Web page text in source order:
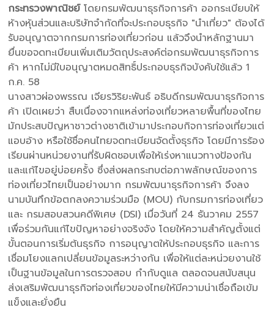
กระทรวงพาณิชย์โดยกรมพัฒนาธุรกิจการค้า ออกระเบียบให้
ห้างหุ้นส่วนและบริษัทจำกัดที่จะประกอบธุรกิจ "นำเที่ยว" ต้องได้
รับอนุญาตจากกรมการท่องเที่ยวก่อน แล้วจึงนำหลักฐานมา
ยื่นขอจดทะเบียนเพิ่มเติมวัตถุประสงค์ต่อกรมพัฒนาธุรกิจการ
ค้า หากไม่มีใบอนุญาตหมดสิทธิ์ประกอบธุรกิจบังคับใช้แล้ว 1
ก.ค. 58
นางสาวผ่องพรรณ เจียรวิริยะพันธ์ อธิบดีกรมพัฒนาธุรกิจการ
ค้า เปิดเผยว่า สืบเนื่องจากแหล่งท่องเที่ยวหลายพื้นที่ของไทย
มักประสบปัญหาชาวต่างชาติเข้ามาประกอบกิจการท่องเที่ยวแต่
แอบอ้าง หรือใช้ชื่อคนไทยจดทะเบียนจัดตั้งธุรกิจ โดยมีการร้อง
เรียนผ่านหน่วยงานที่รับผิดชอบเพื่อให้เร่งหาแนวทางป้องกัน
และแก้ไขอยู่บ่อยครั้ง ซึ่งส่งผลกระทบต่อภาพลักษณ์ของการ
ท่องเที่ยวไทยเป็นอย่างมาก กรมพัฒนาธุรกิจการค้า จึงลง
นามบันทึกข้อตกลงความร่วมมือ (MOU) กับกรมการท่องเที่ยว
และ กรมสอบสวนคดีพิเศษ (DSI) เมื่อวันที่ 24 ธันวาคม 2557
เพื่อร่วมกันแก้ไขปัญหาอย่างจริงจัง โดยให้ความสำคัญตั้งแต่
ขั้นตอนการเริ่มต้นธุรกิจ การอนุญาตให้ประกอบธุรกิจ และการ
เชื่อมโยงแลกเปลี่ยนข้อมูลระหว่างกัน เพื่อให้แต่ละหน่วยงานใช้
เป็นฐานข้อมูลในการตรวจสอบ กำกับดูแล ตลอดจนสนับสนุน
ส่งเสริมพัฒนาธุรกิจท่องเที่ยวของไทยให้มีความน่าเชื่อถือเข้ม
แข็งและยั่งยืน